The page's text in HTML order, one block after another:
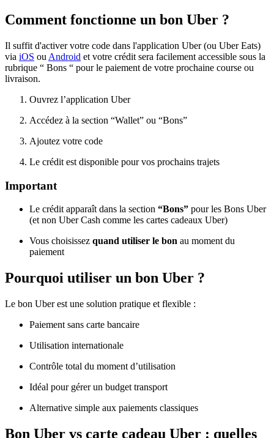
Comment fonctionne un bon Uber ?
Il suffit d'activer votre code dans l'application Uber (ou Uber Eats)
via iOS ou Android et votre crédit sera facilement accessible sous la
rubrique “ Bons “ pour le paiement de votre prochaine course ou
livraison.
Ouvrez l’application Uber
Accédez à la section “Wallet” ou “Bons”
Ajoutez votre code
Le crédit est disponible pour vos prochains trajets
Important
Le crédit apparaît dans la section “Bons” pour les Bons Uber
(et non Uber Cash comme les cartes cadeaux Uber)
Vous choisissez quand utiliser le bon au moment du
paiement
Pourquoi utiliser un bon Uber ?
Le bon Uber est une solution pratique et flexible :
Paiement sans carte bancaire
Utilisation internationale
Contrôle total du moment d’utilisation
Idéal pour gérer un budget transport
Alternative simple aux paiements classiques
Bon Uber vs carte cadeau Uber : quelles